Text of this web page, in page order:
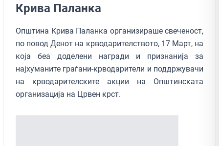
Крива Паланка
Општина Крива Паланка организираше свеченост,
по повод Денот на крводарителството, 17 Март, на
која беа доделени награди и признанија за
најхуманите граѓани-крводарители и поддржувачи
на крводарителските акции на Општинската
организација на Црвен крст.